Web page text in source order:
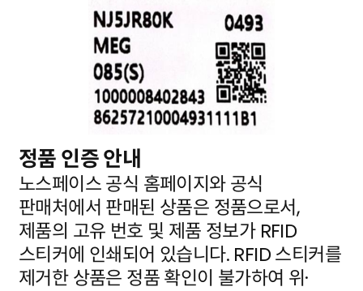
정품 인증 안내
노스페이스 공식 홈페이지와 공식
판매처에서 판매된 상품은 정품으로서,
제품의 고유 번호 및 제품 정보가 RFID
스티커에 인쇄되어 있습니다. RFID 스티커를
제거한 상품은 정품 확인이 불가하여 위·